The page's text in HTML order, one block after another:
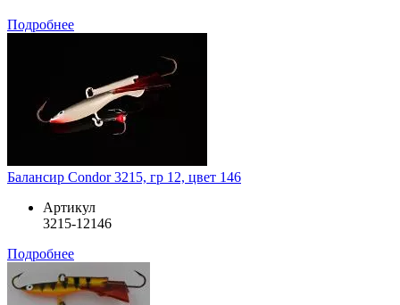
Подробнее
Балансир Condor 3215, гр 12, цвет 146
Артикул
3215-12146
Подробнее